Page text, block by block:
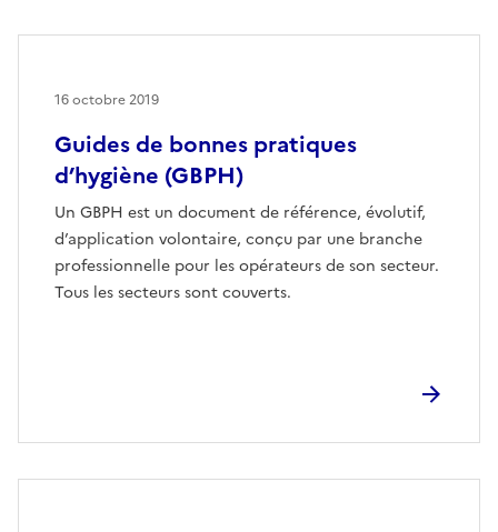
Guides de bonnes pratiques
d’hygiène (GBPH)
Un GBPH est un document de référence, évolutif,
d’application volontaire, conçu par une branche
professionnelle pour les opérateurs de son secteur.
Tous les secteurs sont couverts.
16 octobre 2019